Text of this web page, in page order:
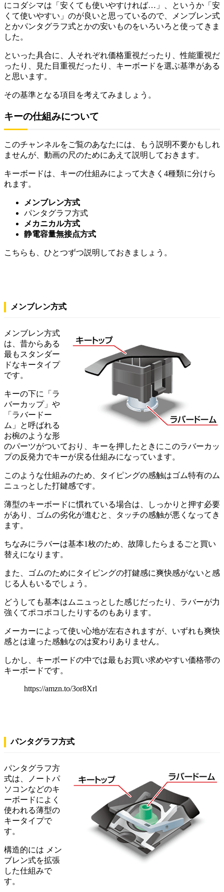
にコダシマは「安くても使いやすければ…」、というか「安
くて使いやすい」のが良いと思っているので、メンブレン式
とかパンタグラフ式とかの安いものをいろいろと使ってきま
した。
といった具合に、人それぞれ価格重視だったり、性能重視だ
ったり、見た目重視だったり、キーボードを選ぶ基準がある
と思います。
その基準となる項目を考えてみましょう。
キーの仕組みについて
このチャンネルをご覧のあなたには、もう説明不要かもしれ
ませんが、動画の尺のためにあえて説明しておきます。
キーボードは、キーの仕組みによって大きく4種類に分けら
れます。
メンブレン方式
パンタグラフ方式
メカニカル方式
静電容量無接点方式
こちらも、ひとつずつ説明しておきましょう。
メンブレン方式
メンブレン方式
は、昔からある
最もスタンダー
ドなキータイプ
です。
キーの下に「ラ
バーカップ」や
「ラバードー
ム」と呼ばれる
お椀のような形
のパーツがついており、キーを押したときにこのラバーカッ
プの反発力でキーが戻る仕組みになっています。
このような仕組みのため、タイピングの感触はゴム特有のム
ニュっとした打鍵感です。
薄型のキーボードに慣れている場合は、しっかりと押す必要
があり、ゴムの劣化が進むと、タッチの感触が悪くなってき
ます。
ちなみにラバーは基本1枚のため、故障したらまるごと買い
替えになります。
また、ゴムのためにタイピングの打鍵感に爽快感がないと感
じる人もいるでしょう。
どうしても基本はムニュっとした感じだったり、ラバーが力
強くてポコポコしたりするのもあります。
メーカーによって使い心地が左右されますが、いずれも爽快
感とは違った感触なのは変わりありません。
しかし、キーボードの中では最もお買い求めやすい価格帯の
キーボードです。
https://amzn.to/3or8Xrl
パンタグラフ方式
パンタグラフ方
式は、ノートパ
ソコンなどのキ
ーボードによく
使われる薄型の
キータイプで
す。
構造的には メン
ブレン式を拡張
した仕組みで
す。